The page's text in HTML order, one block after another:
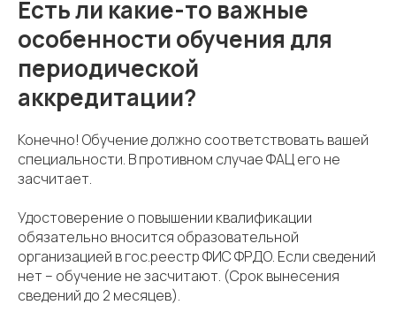
Есть ли какие-то важные
особенности обучения для
периодической
аккредитации?
Конечно! Обучение должно соответствовать вашей
специальности. В противном случае ФАЦ его не
засчитает.
Удостоверение о повышении квалификации
обязательно вносится образовательной
организацией в гос.реестр ФИС ФРДО. Если сведений
нет – обучение не засчитают. (Срок вынесения
сведений до 2 месяцев).